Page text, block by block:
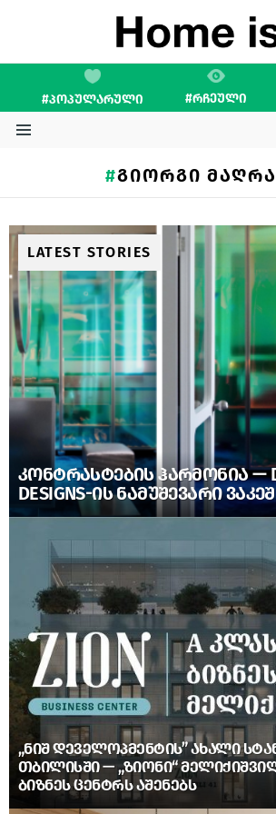
#ᲞᲝᲞᲣᲚᲐᲠᲣᲚᲘ #ᲠᲩᲔᲣᲚᲘ
ᲒᲘᲝᲠᲒᲘ
LATEST STORIES
ᲙᲝᲜᲢᲠᲐᲡᲢᲔᲑᲘᲡ ᲰᲐᲠᲛᲝᲜᲘᲐ —
DESIGNS-ᲘᲡ ᲜᲐᲛᲣᲨᲔᲕᲐᲠᲘ
„ᲜᲘᲨ ᲓᲔᲕᲔᲚᲝᲞᲛᲔᲜᲢᲘᲡ” ᲐᲮᲐᲚᲘ
ᲗᲑᲘᲚᲘᲡᲨᲘ — „ᲖᲘᲝᲜᲘ“
ᲑᲘᲖᲜᲔᲡ ᲪᲔᲜᲢᲠᲡ ᲐᲨᲔᲜᲔᲑᲡ